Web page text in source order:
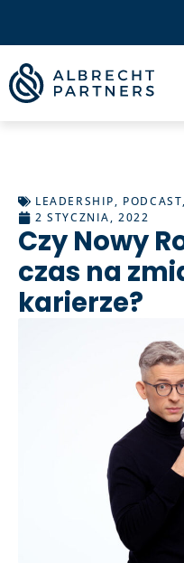
LEADERSHIP, PODCAST,
2 STYCZNIA, 2022
Czy Nowy
czas na
karierze?